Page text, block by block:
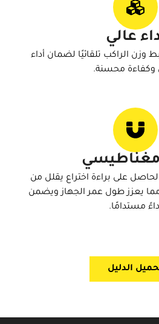
عالي
وزن الراكب تلقائيًا لضمان أداء
وكفاءة محسنة.
على براءة اختراع يقلل من
مما يعزز طول عمر الجهاز ويضمن
مستدامًا.
الدليل